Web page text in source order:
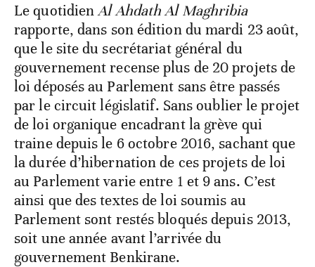
Le quotidienAl Ahdath Al Maghribia
rapporte, dans son édition du mardi 23 août,
que le site du secrétariat général du
gouvernement recense plus de 20 projets de
loi déposés au Parlement sans être passés
par le circuit législatif. Sans oublier le projet
de loi organique encadrant la grève qui
traine depuis le 6 octobre 2016, sachant que
la durée d’hibernation de ces projets de loi
au Parlement varie entre 1 et 9 ans. C’est
ainsi que des textes de loi soumis au
Parlement sont restés bloqués depuis 2013,
soit une année avant l’arrivée du
gouvernement Benkirane.